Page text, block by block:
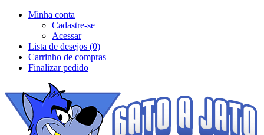
Minha conta
Cadastre-se
Acessar
Lista de desejos (0)
Carrinho de compras
Finalizar pedido